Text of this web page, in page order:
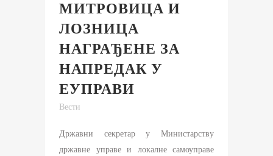
МИТРОВИЦА И
ЛОЗНИЦА
НАГРАЂЕНЕ ЗА
НАПРЕДАК У
ЕУПРАВИ
Вести
Државни секретар у Министарству
државне управе и локалне самоуправе